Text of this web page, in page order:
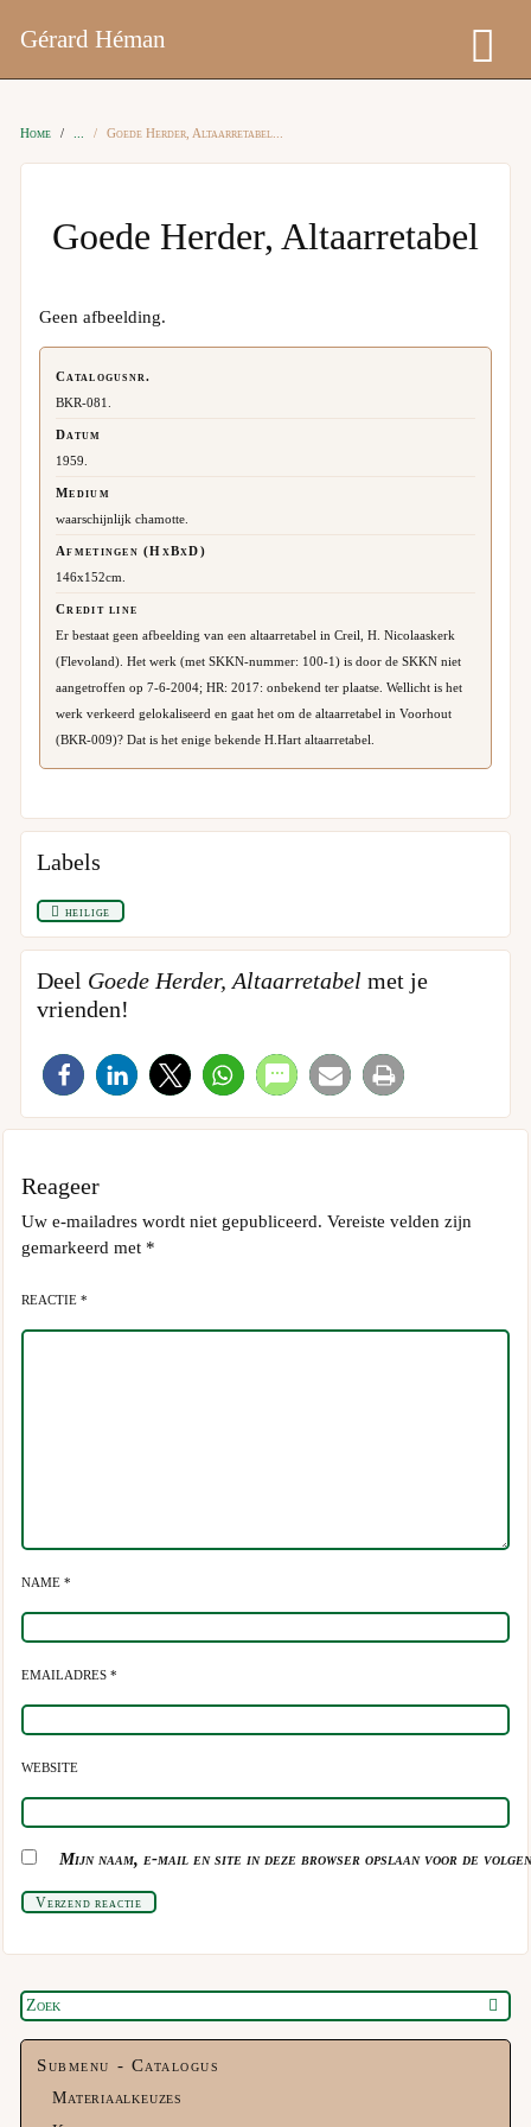
Gérard Héman
Home Goede Herder, Altaarretabel
Goede Herder, Altaarretabel
Geen afbeelding.
Catalogusnr.
BKR-081.
Datum
1959.
Medium
waarschijnlijk chamotte.
Afmetingen (HxBxD)
146x152cm.
Credit line
Er bestaat geen afbeelding van een altaarretabel in Creil, H. Nicolaaskerk
(Flevoland). Het werk (met SKKN-nummer: 100-1) is door de SKKN niet
aangetroffen op 7-6-2004; HR: 2017: onbekend ter plaatse. Wellicht is het
werk verkeerd gelokaliseerd en gaat het om de altaarretabel in Voorhout
(BKR-009)? Dat is het enige bekende H.Hart altaarretabel.
Labels
heilige
Deel Goede Herder, Altaarretabel met je
vrienden!
Reageer
Uw e-mailadres wordt niet gepubliceerd. Vereiste velden zijn
gemarkeerd met *
REACTIE *
NAME *
EMAILADRES *
WEBSITE
Mijn naam, e-mail en site in deze browser opslaan voor de
Verzend reactie
Submenu - Catalogus
Materiaalkeuzes